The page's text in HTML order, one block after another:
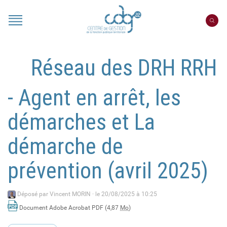
CDG
Réseau des DRH RRH
- Agent en arrêt, les
démarches et La
démarche de
prévention (avril 2025)
Déposé par Vincent MORIN · le 20/08/2025 à 10:25
Document Adobe Acrobat PDF (4,87 Mo)